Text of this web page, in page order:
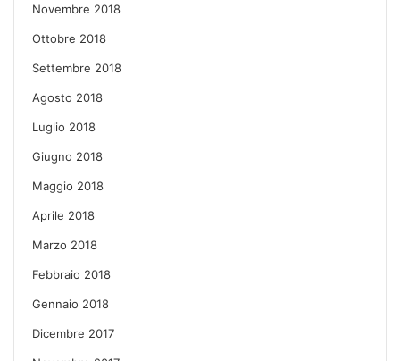
Novembre 2018
Ottobre 2018
Settembre 2018
Agosto 2018
Luglio 2018
Giugno 2018
Maggio 2018
Aprile 2018
Marzo 2018
Febbraio 2018
Gennaio 2018
Dicembre 2017